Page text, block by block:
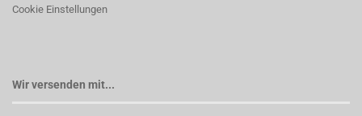
Cookie Einstellungen
Wir versenden mit...